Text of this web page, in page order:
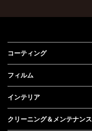
コーティング
フィルム
インテリア
クリーニング＆メンテナンス